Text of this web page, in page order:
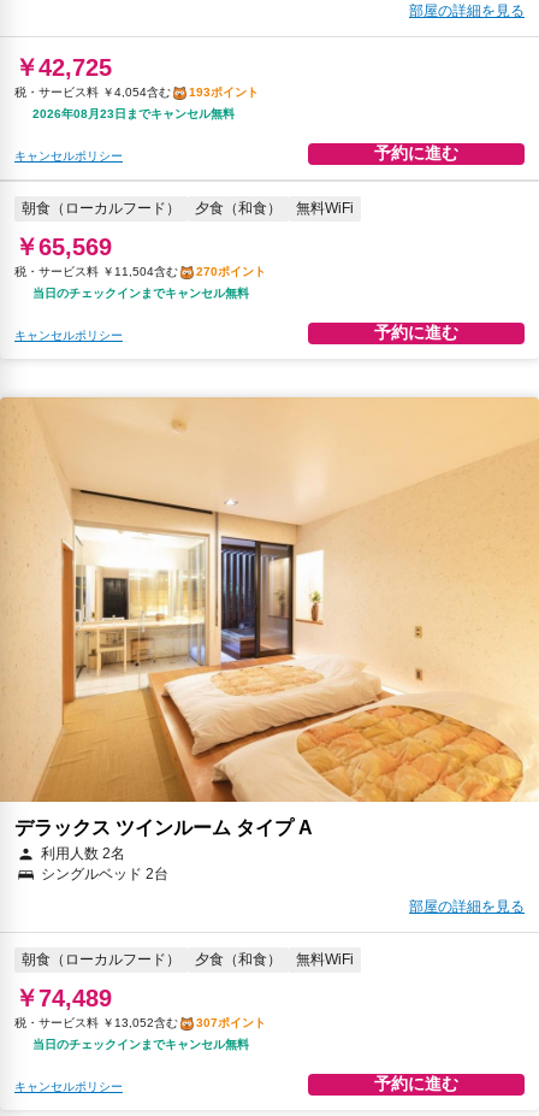
部屋の詳細を見る
￥42,725
税・サービス料 ￥4,054含む
193ポイント
2026年08月23日までキャンセル無料
キャンセルポリシー 予約に進む
朝食（ローカルフード） 夕食（和食） 無料WiFi
￥65,569
税・サービス料 ￥11,504含む
270ポイント
当日のチェックインまでキャンセル無料
キャンセルポリシー 予約に進む
デラックス ツインルーム タイプ A
利用人数 2名
シングルベッド 2台
部屋の詳細を見る
朝食（ローカルフード） 夕食（和食） 無料WiFi
￥74,489
税・サービス料 ￥13,052含む
307ポイント
当日のチェックインまでキャンセル無料
キャンセルポリシー 予約に進む